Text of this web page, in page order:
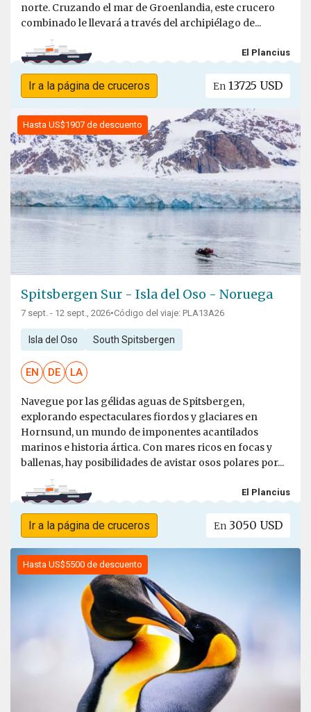
norte. Cruzando el mar de Groenlandia, este crucero
combinado le llevará a través del archipiélago de...
El Plancius
Ir a la página de cruceros En 13725 USD
Hasta US$1907 de descuento
Spitsbergen Sur - Isla del Oso - Noruega
7 sept. - 12 sept., 2026•Código del viaje: PLA13A26
Isla del Oso South Spitsbergen
EN DE LA
Navegue por las gélidas aguas de Spitsbergen,
explorando espectaculares fiordos y glaciares en
Hornsund, un mundo de imponentes acantilados
marinos e historia ártica. Con mares ricos en focas y
ballenas, hay posibilidades de avistar osos polares por...
El Plancius
Ir a la página de cruceros En 3050 USD
Hasta US$5500 de descuento